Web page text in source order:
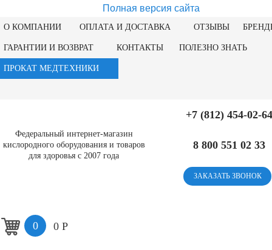
Полная версия сайта
О КОМПАНИИ ОПЛАТА И ДОСТАВКА ОТЗЫВЫ
ГАРАНТИИ И ВОЗВРАТ КОНТАКТЫ ПОЛЕЗНО ЗНАТЬ
ПРОКАТ МЕДТЕХНИКИ
Федеральный интернет-магазин
кислородного оборудования и товаров
для здоровья с 2007 года
+7 (812) 454-02-
8 800 551 02 33
ЗАКАЗАТЬ ЗВОНОК
0 0 Р